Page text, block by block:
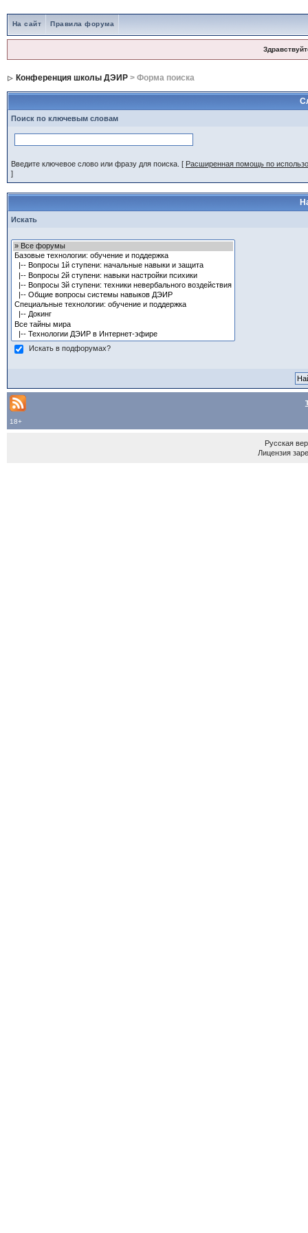
На сайт Правила форума
Конференция школы ДЭИР> Форма поиска
Поиск по ключевым словам
Введите ключевое слово или фразу для поиска. [ Расширенная помощь по
]
Искать
Искать в подфорумах?
18+
Русская
Лицензия